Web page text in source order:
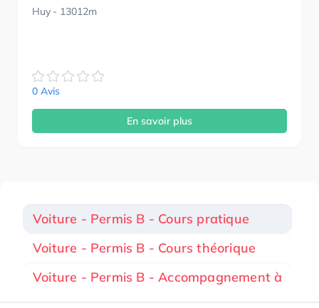
Huy- 13012m
0 Avis
En savoir plus
Voiture - Permis B - Cours pratique
Voiture - Permis B - Cours théorique
Voiture - Permis B - Accompagnement à